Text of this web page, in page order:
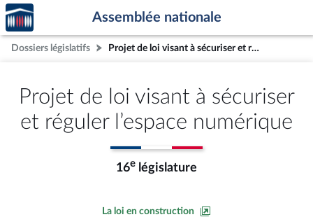
Aller au contenu
Aller en bas de la page
Accèder
à la
page
d'accueil
Assemblée nationale
Dossiers législatifs Projet de loi visant à sécuriser et réguler l’espace numérique
Projet de loi visant à sécuriser
et réguler l’espace numérique
16e législature
La loi en construction